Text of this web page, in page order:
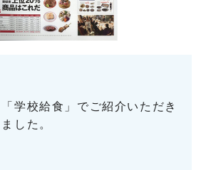
「学校給食」でご紹介いただき
ました。